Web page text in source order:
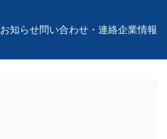
お知らせ問い合わせ・連絡企業情報